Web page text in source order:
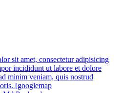
sit amet, consectetur adipisicing
incididunt ut labore et dolore
minim veniam, quis nostrud
[googlemap